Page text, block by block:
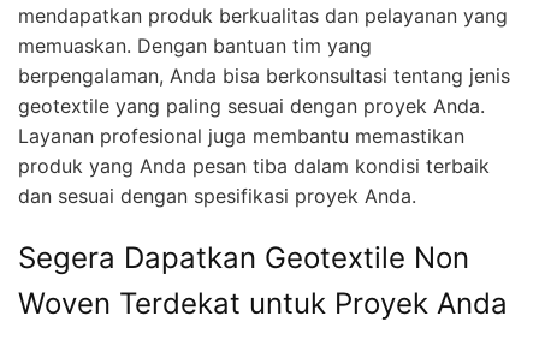
mendapatkan produk berkualitas dan pelayanan yang
memuaskan. Dengan bantuan tim yang
berpengalaman, Anda bisa berkonsultasi tentang jenis
geotextile yang paling sesuai dengan proyek Anda.
Layanan profesional juga membantu memastikan
produk yang Anda pesan tiba dalam kondisi terbaik
dan sesuai dengan spesifikasi proyek Anda.
Segera Dapatkan Geotextile Non
Woven Terdekat untuk Proyek Anda